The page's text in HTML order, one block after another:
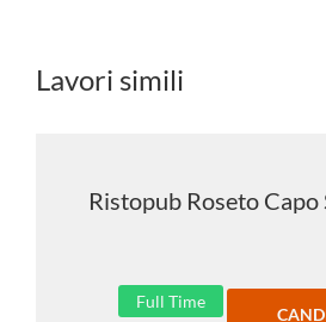
Lavori simili
Ristopub Roseto Capo
Full Time